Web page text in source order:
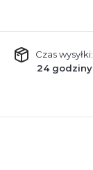
Czas wysyłki:
24 godziny